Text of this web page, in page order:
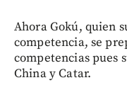
Ahora Gokú, quien
competencia, se
competencias pues
China y Catar.